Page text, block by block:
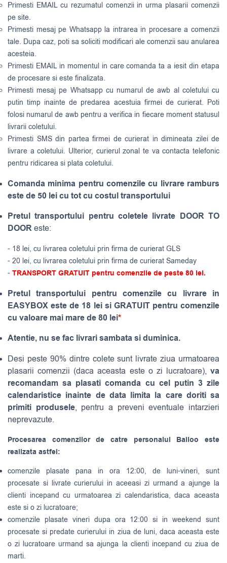
Primesti EMAIL cu rezumatul comenzii in urma plasarii comenzii
pe site.
Primesti mesaj pe Whatsapp la intrarea in procesare a comenzii
tale. Dupa caz, poti sa soliciti modificari ale comenzii sau anularea
acesteia.
Primesti EMAIL in momentul in care comanda ta a iesit din etapa
de procesare si este finalizata.
Primesti mesaj pe Whatsapp cu numarul de awb al coletului cu
putin timp inainte de predarea acestuia firmei de curierat. Poti
folosi numarul de awb pentru a verifica in fiecare moment statusul
livrarii coletului.
Primesti SMS din partea firmei de curierat in dimineata zilei de
livrare a coletului. Ulterior, curierul zonal te va contacta telefonic
pentru ridicarea si plata coletului.
Comanda minima pentru comenzile cu livrare ramburs
este de 50 lei cu tot cu costul transportului
Pretul transportului pentru coletele livrate DOOR TO
DOOReste:
- 18 lei, cu livrarea coletului prin firma de curierat GLS
- 20 lei, cu livrarea coletului prin firma de curierat Sameday
- TRANSPORT GRATUIT pentru comenzile de peste 80 lei.
Pretul transportului pentru comenzile cu livrare in
EASYBOX este de 18 lei si GRATUIT pentru comenzile
cu valoare mai mare de 80 lei*
Atentie, nu se fac livrari sambata si duminica.
Desi peste 90% dintre colete sunt livrate ziua urmatoarea
plasarii comenzii (daca aceasta este o zi lucratoare), va
recomandam sa plasati comanda cu cel putin 3 zile
calendaristice inainte de data limita la care doriti sa
primiti produsele, pentru a preveni eventuale intarzieri
neprevazute.
Procesarea comenzilor de catre personalul Balloo este
realizata astfel:
comenzile plasate pana in ora 12:00, de luni-vineri, sunt
procesate si livrate curierului in aceeasi zi urmand a ajunge la
clienti incepand cu urmatoarea zi calendaristica, daca aceasta
este si o zi lucratoare;
comenzile plasate vineri dupa ora 12:00 si in weekend sunt
procesate si predate curierului in ziua de luni, daca aceasta este
o zi lucratoare urmand sa ajunga la clienti incepand cu ziua de
marti.